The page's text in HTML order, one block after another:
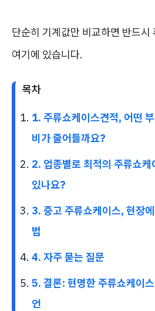
단순히 기계값만 비교하면 반드시
여기에 있습니다.
목차
1. 주류쇼케이스견적, 어떤
비가 줄어들까요?
2. 업종별로 최적의 주류쇼
있나요?
3. 중고 주류쇼케이스, 현장
법
4. 자주 묻는 질문
5. 결론: 현명한 주류쇼케이
언